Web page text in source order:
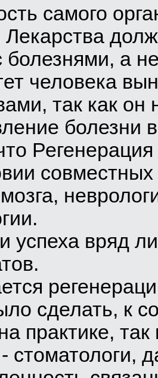
самого
Лекарства
болезнями, а
человека
так как он
болезни
успеха вряд
сделать, к
практике, так
стоматологи,